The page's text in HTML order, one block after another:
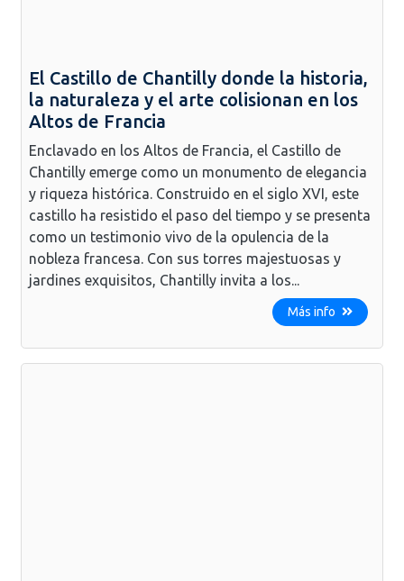
El Castillo de Chantilly donde la historia,
la naturaleza y el arte colisionan en los
Altos de Francia
Enclavado en los Altos de Francia, el Castillo de
Chantilly emerge como un monumento de elegancia
y riqueza histórica. Construido en el siglo XVI, este
castillo ha resistido el paso del tiempo y se presenta
como un testimonio vivo de la opulencia de la
nobleza francesa. Con sus torres majestuosas y
jardines exquisitos, Chantilly invita a los...
Más info